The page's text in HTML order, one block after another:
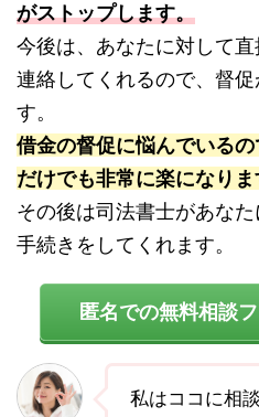
がストップします。
今後は、あなたに対して
連絡してくれるので、督
す。
借金の督促に悩んでいる
だけでも非常に楽になりま
その後は司法書士があな
手続きをしてくれます。
匿名での無料相談
私はココに相